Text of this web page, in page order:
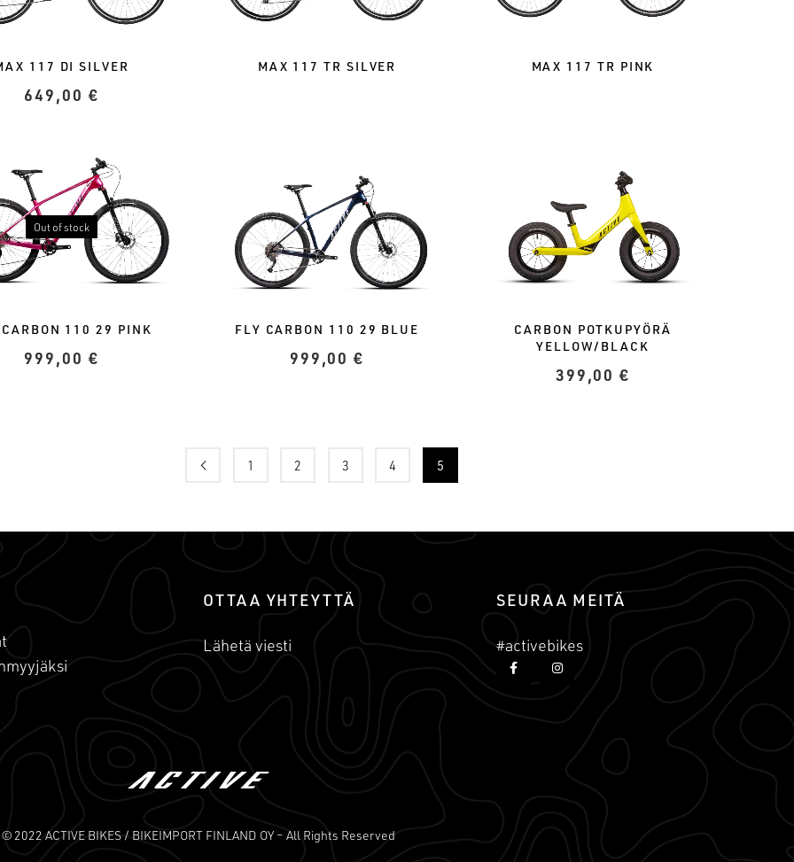
117 DI SILVER
649,00 €
MAX 117 TR SILVER MAX 117 TR PINK
Out of stock
110 29 PINK
999,00 €
FLY CARBON 110 29 BLUE
999,00€
CARBON POTKUPYÖRÄ
YELLOW/BLACK
399,00€
1 2 3 4 5
OTTAA YHTEYTTÄ
Lähetä viesti
SEURAA MEITÄ
#activebikes
© 2022 ACTIVE BIKES / BIKEIMPORT FINLAND OY – All Rights Reserved